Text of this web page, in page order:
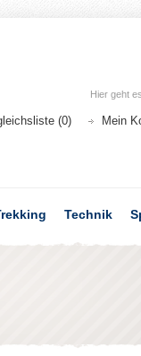
Hier geht
(0) Mein
Technik